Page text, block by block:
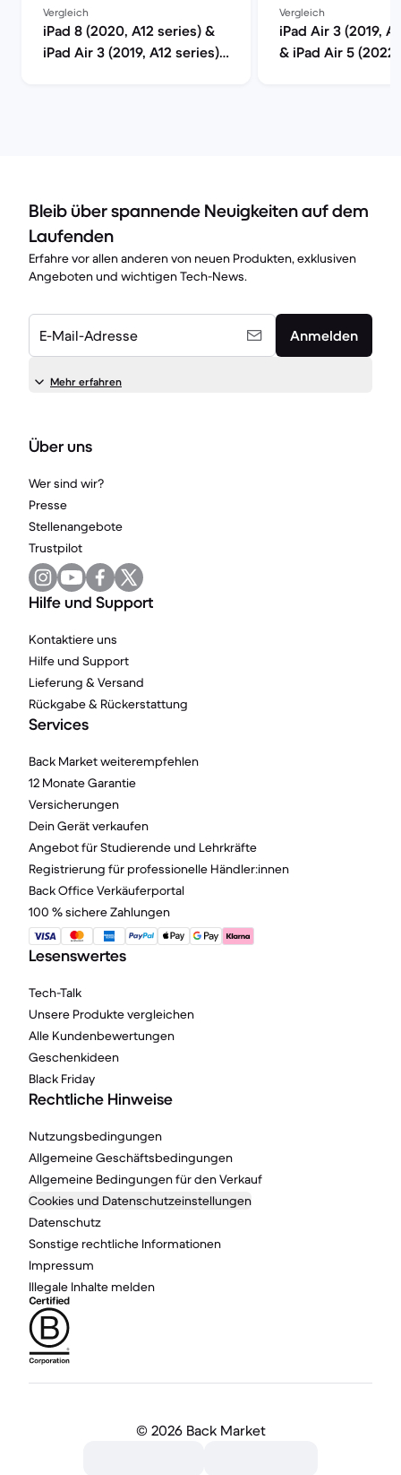
Vergleich
iPad 8 (2020, A12 series) &
iPad Air 3 (2019, A12 series)
Vergleich
iPad Air 3 (2019,
& iPad Air 5 (2022,
Bleib über spannende Neuigkeiten auf dem
Laufenden
Erfahre vor allen anderen von neuen Produkten, exklusiven
Angeboten und wichtigen Tech-News.
E-Mail-Adresse Anmelden
Mehr erfahren
Über uns
Wer sind wir?
Presse
Stellenangebote
Trustpilot
Hilfe und Support
Kontaktiere uns
Hilfe und Support
Lieferung & Versand
Rückgabe & Rückerstattung
Services
Back Market weiterempfehlen
12 Monate Garantie
Versicherungen
Dein Gerät verkaufen
Angebot für Studierende und Lehrkräfte
Registrierung für professionelle Händler:innen
Back Office Verkäuferportal
100 % sichere Zahlungen
Lesenswertes
Tech-Talk
Unsere Produkte vergleichen
Alle Kundenbewertungen
Geschenkideen
Black Friday
Rechtliche Hinweise
Nutzungsbedingungen
Allgemeine Geschäftsbedingungen
Allgemeine Bedingungen für den Verkauf
Cookies und Datenschutzeinstellungen
Datenschutz
Sonstige rechtliche Informationen
Impressum
Illegale Inhalte melden
© 2026 Back Market